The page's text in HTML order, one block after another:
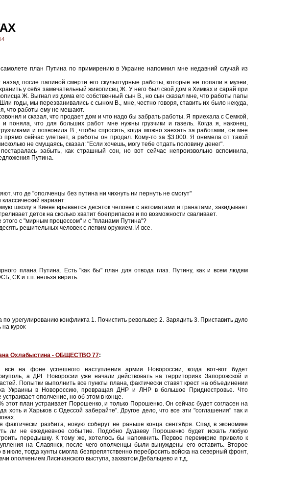
план Путина по примирению в Украине напомнил мне недавний случай из
назад после папиной смерти его скульптурные работы, которые не попали в музеи,
у себя замечательный живописец Ж. У него был свой дом в Химках и сарай при
Ж. Выгнал из дома его собственный сын В., но сын сказал мне, что работы папы
годы, мы перезванивались с сыном В., мне, честно говоря, ставить их было некуда,
что работы ему не мешают.
и сказал, что продает дом и что надо бы забрать работы. Я приехала с Семкой,
и поняла, что для больших работ мне нужны грузчики и газель. Когда я, наконец,
и позвонила В., чтобы спросить, когда можно заехать за работами, он мне
прямо сейчас улетает, а работы он продал. Кому-то за $3.000. Я онемела от такой
не смущаясь, сказал: "Если хочешь, могу тебе отдать половину денег".
забыть, как страшный сон, но вот сейчас непроизвольно вспомнила,
Путина.
что де "ополченцы без путина ни чихнуть ни пернуть не смогут"
вариант:
школу в Киеве врывается десяток человек с автоматами и гранатами, закидывает
деток на сколько хватит боеприпасов и по возможности сваливает.
этого с "мирным процессом" и с "планами Путина"?
решительных человек с легким оружием. И все.
плана Путина. Есть "как бы" план для отвода глаз. Путину, как и всем людям
СК и т.п. нельзя верить.
по урегулированию конфликта 1. Почистить револьвер 2. Зарядить 3. Приставить дуло
на курок
Охлабыстина - ОБЩЕСТВО 77:
всё на фоне успешного наступления армии Новороссии, когда вот-вот будет
а ДРГ Новоросии уже начали действовать на территориях Запорожской и
Попытки выполнить все пункты плана, фактически ставят крест на объединении
Украины в Новороссию, превращая ДНР и ЛНР в большое Приднестровье. Что
устраивает ополчение, но об этом в конце.
этот план устраивает Порошенко, и только Порошенко. Он сейчас будет согласен на
хоть и Харьков с Одессой заберайте". Другое дело, что все эти "соглашения" так и
фактически разбита, новую соберут не раньше конца сентября. Спад в экономике
ли не ежедневное событие. Подобно Дудаеву Порошенко будет искать любую
передышку. К тому же, хотелось бы напомнить. Первое перемирие привело к
на Славянск, после чего ополченцы были вынуждены его оставить. Второе
июле, тогда хунты смогла безпрепятственно перебросить войска на северный фронт,
ополчением Лисичанского выступа, захватом Дебальцево и т.д.